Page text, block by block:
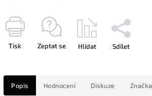
Tisk Zeptat se Hlídat Sdílet
Popis Hodnocení Diskuze Značka